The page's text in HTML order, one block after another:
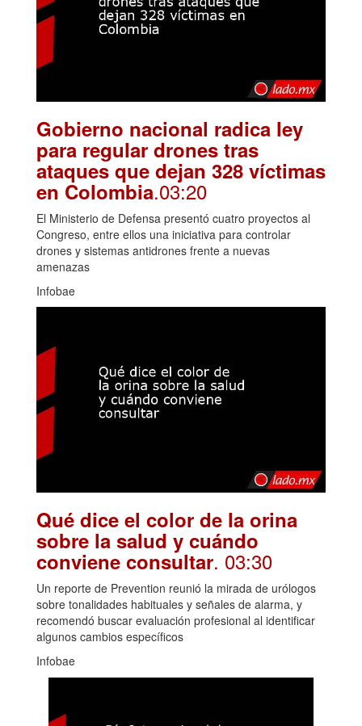
Gobierno nacional radica ley
para regular drones tras
ataques que dejan 328 víctimas
en Colombia.03:20
El Ministerio de Defensa presentó cuatro proyectos al
Congreso, entre ellos una iniciativa para controlar
drones y sistemas antidrones frente a nuevas
amenazas
Infobae
Qué dice el color de la orina
sobre la salud y cuándo
conviene consultar. 03:30
Un reporte de Prevention reunió la mirada de urólogos
sobre tonalidades habituales y señales de alarma, y
recomendó buscar evaluación profesional al identificar
algunos cambios específicos
Infobae